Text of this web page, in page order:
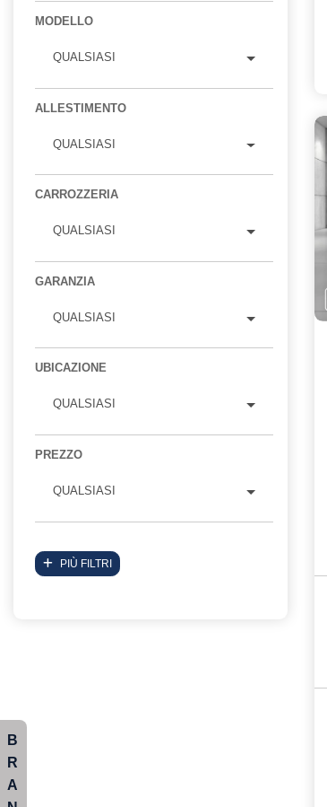
MODELLO
QUALSIASI
ALLESTIMENTO
QUALSIASI
CARROZZERIA
QUALSIASI
GARANZIA
QUALSIASI
UBICAZIONE
QUALSIASI
PREZZO
QUALSIASI
PIÙ FILTRI
B
R
A